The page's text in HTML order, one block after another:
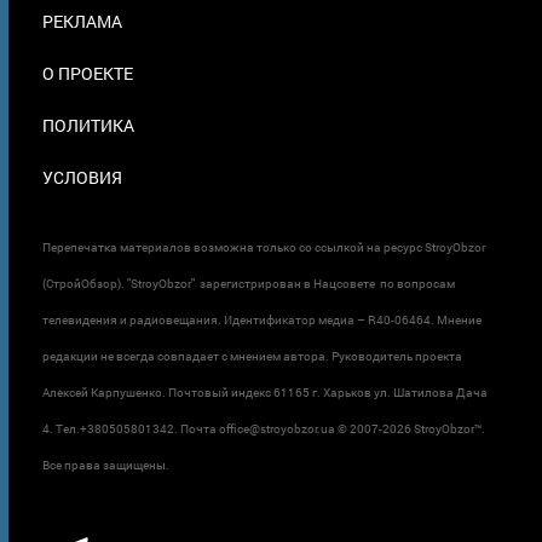
РЕКЛАМА
О ПРОЕКТЕ
ПОЛИТИКА
УСЛОВИЯ
Перепечатка материалов возможна только со ссылкой на ресурс StroyObzor
(СтройОбзор). "StroyObzor" зарегистрирован в Нацсовете по вопросам
телевидения и радиовещания. Идентификатор медиа – R40-06464. Мнение
редакции не всегда совпадает с мнением автора. Руководитель проекта
Алексей Карпушенко. Почтовый индекс 61165 г. Харьков ул. Шатилова Дача
4. Тел.+380505801342. Почта office@stroyobzor.ua © 2007-2026 StroyObzor™.
Все права защищены.